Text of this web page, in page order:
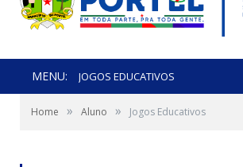
MENU: JOGOS EDUCATIVOS
Home » Aluno » Jogos Educativos